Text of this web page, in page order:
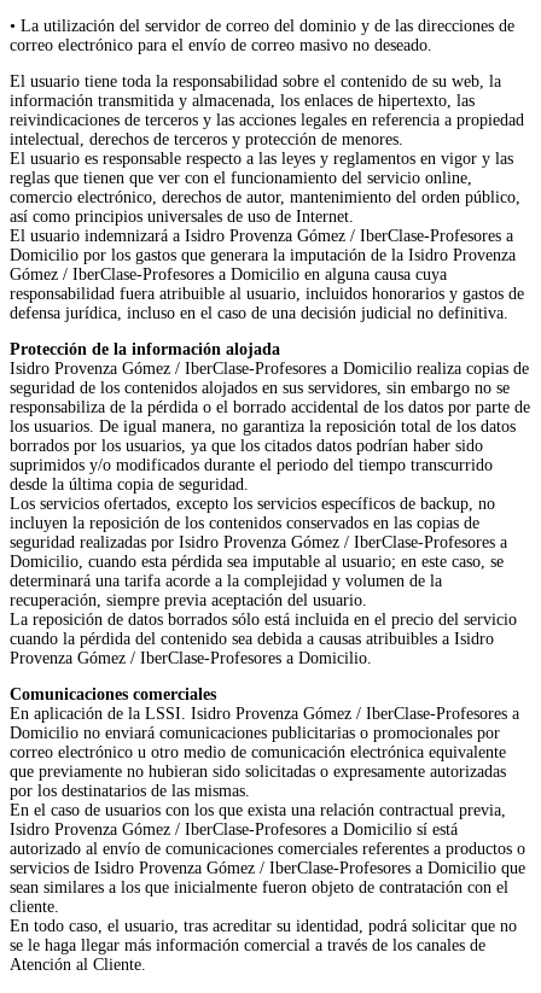
• La utilización del servidor de correo del dominio y de las direcciones de
correo electrónico para el envío de correo masivo no deseado.
El usuario tiene toda la responsabilidad sobre el contenido de su web, la
información transmitida y almacenada, los enlaces de hipertexto, las
reivindicaciones de terceros y las acciones legales en referencia a propiedad
intelectual, derechos de terceros y protección de menores.
El usuario es responsable respecto a las leyes y reglamentos en vigor y las
reglas que tienen que ver con el funcionamiento del servicio online,
comercio electrónico, derechos de autor, mantenimiento del orden público,
así como principios universales de uso de Internet.
El usuario indemnizará a Isidro Provenza Gómez / IberClase-Profesores a
Domicilio por los gastos que generara la imputación de la Isidro Provenza
Gómez / IberClase-Profesores a Domicilio en alguna causa cuya
responsabilidad fuera atribuible al usuario, incluidos honorarios y gastos de
defensa jurídica, incluso en el caso de una decisión judicial no definitiva.
Protección de la información alojada
Isidro Provenza Gómez / IberClase-Profesores a Domicilio realiza copias de
seguridad de los contenidos alojados en sus servidores, sin embargo no se
responsabiliza de la pérdida o el borrado accidental de los datos por parte de
los usuarios. De igual manera, no garantiza la reposición total de los datos
borrados por los usuarios, ya que los citados datos podrían haber sido
suprimidos y/o modificados durante el periodo del tiempo transcurrido
desde la última copia de seguridad.
Los servicios ofertados, excepto los servicios específicos de backup, no
incluyen la reposición de los contenidos conservados en las copias de
seguridad realizadas por Isidro Provenza Gómez / IberClase-Profesores a
Domicilio, cuando esta pérdida sea imputable al usuario; en este caso, se
determinará una tarifa acorde a la complejidad y volumen de la
recuperación, siempre previa aceptación del usuario.
La reposición de datos borrados sólo está incluida en el precio del servicio
cuando la pérdida del contenido sea debida a causas atribuibles a Isidro
Provenza Gómez / IberClase-Profesores a Domicilio.
Comunicaciones comerciales
En aplicación de la LSSI. Isidro Provenza Gómez / IberClase-Profesores a
Domicilio no enviará comunicaciones publicitarias o promocionales por
correo electrónico u otro medio de comunicación electrónica equivalente
que previamente no hubieran sido solicitadas o expresamente autorizadas
por los destinatarios de las mismas.
En el caso de usuarios con los que exista una relación contractual previa,
Isidro Provenza Gómez / IberClase-Profesores a Domicilio sí está
autorizado al envío de comunicaciones comerciales referentes a productos o
servicios de Isidro Provenza Gómez / IberClase-Profesores a Domicilio que
sean similares a los que inicialmente fueron objeto de contratación con el
cliente.
En todo caso, el usuario, tras acreditar su identidad, podrá solicitar que no
se le haga llegar más información comercial a través de los canales de
Atención al Cliente.